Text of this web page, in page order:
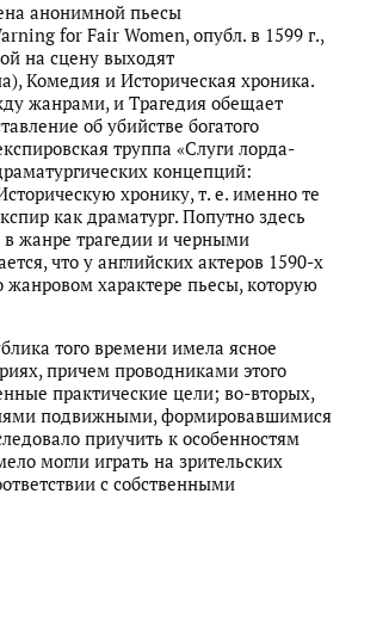
анонимной пьесы
for Fair Women, опубл. в 1599 г.,
на сцену выходят
Комедия и Историческая хроника.
жанрами, и Трагедия обещает
об убийстве богатого
труппа «Слуги лорда-
концепций:
хронику, т. е. именно те
как драматург. Попутно здесь
в жанре трагедии и черными
что у английских актеров 1590-х
жанровом характере пьесы, которую
того времени имела ясное
причем проводниками этого
практические цели; во-вторых,
подвижными, формировавшимися
приучить к особенностям
могли играть на зрительских
с собственными